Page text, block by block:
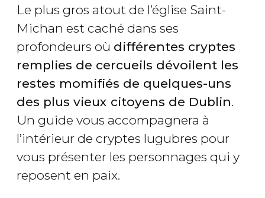
Le plus gros atout de l’église Saint-
Michan est caché dans ses
profondeurs où différentes cryptes
remplies de cercueils dévoilent les
restes momifiés de quelques-uns
des plus vieux citoyens de Dublin.
Un guide vous accompagnera à
l’intérieur de cryptes lugubres pour
vous présenter les personnages qui y
reposent en paix.